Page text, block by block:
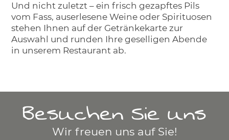
Und nicht zuletzt – ein frisch gezapftes Pils
vom Fass, auserlesene Weine oder Spirituosen
stehen Ihnen auf der Getränkekarte zur
Auswahl und runden Ihre geselligen Abende
in unserem Restaurant ab.
Besuchen Sie uns
Wir freuen uns auf Sie!